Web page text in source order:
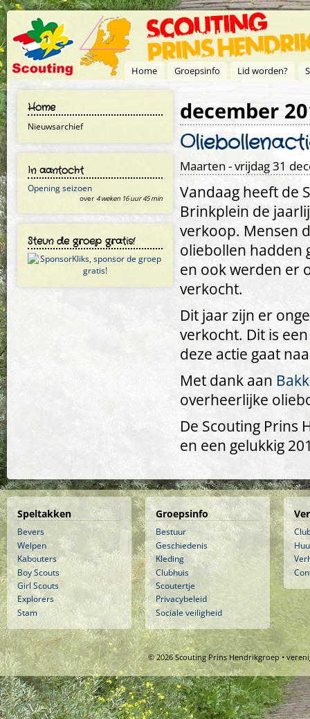
Overslaan en naar de inhoud gaan
Home Groepsinfo Lid worden?
Home
Nieuwsarchief
In aantocht
Opening seizoen
over 4 weken 16 uur 45 min
Steun de groep gratis!
december
Maarten - vrijdag 31
Vandaag heeft de
Brinkplein de
verkoop. Mensen
oliebollen hadden
en ook werden er
verkocht.
Dit jaar zijn er
verkocht. Dit is
deze actie gaat
Met dank aan
overheerlijke
De Scouting Prins
en een gelukkig
Speltakken
Bevers
Welpen
Kabouters
Boy Scouts
Girl Scouts
Explorers
Stam
Groepsinfo
Bestuur
Geschiedenis
Kleding
Clubhuis
Scoutertje
Privacybeleid
Sociale veiligheid
© 2026 Scouting Prins Hendrikgroep •